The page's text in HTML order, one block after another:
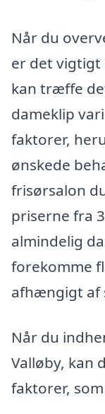
Når du
er det vigtigt
kan træffe
dameklip
faktorer,
ønskede
frisørsalon
priserne fra
almindelig
forekomme
afhængigt af
Når du
Valløby, kan
faktorer,